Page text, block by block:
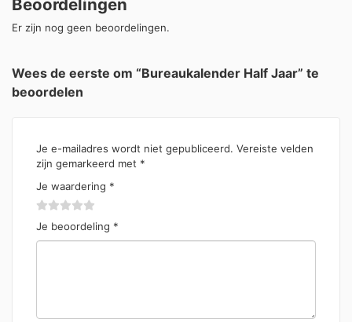
Beoordelingen
Er zijn nog geen beoordelingen.
Wees de eerste om “Bureaukalender Half Jaar” te
beoordelen
Je e-mailadres wordt niet gepubliceerd. Vereiste velden
zijn gemarkeerd met *
Je waardering *
Je beoordeling *